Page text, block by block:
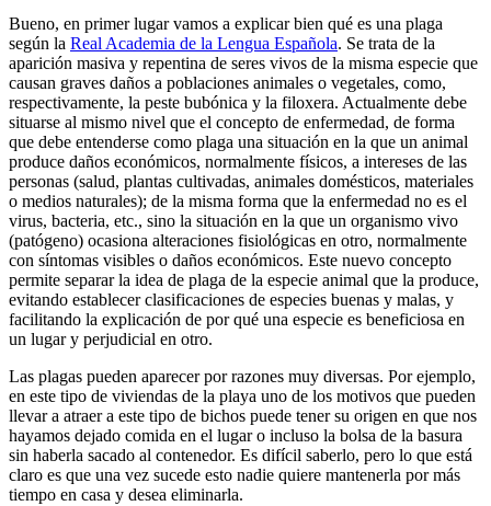
Bueno, en primer lugar vamos a explicar bien qué es una plaga
según la Real Academia de la Lengua Española. Se trata de la
aparición masiva y repentina de seres vivos de la misma especie que
causan graves daños a poblaciones animales o vegetales, como,
respectivamente, la peste bubónica y la filoxera. Actualmente debe
situarse al mismo nivel que el concepto de enfermedad, de forma
que debe entenderse como plaga una situación en la que un animal
produce daños económicos, normalmente físicos, a intereses de las
personas (salud, plantas cultivadas, animales domésticos, materiales
o medios naturales); de la misma forma que la enfermedad no es el
virus, bacteria, etc., sino la situación en la que un organismo vivo
(patógeno) ocasiona alteraciones fisiológicas en otro, normalmente
con síntomas visibles o daños económicos. Este nuevo concepto
permite separar la idea de plaga de la especie animal que la produce,
evitando establecer clasificaciones de especies buenas y malas, y
facilitando la explicación de por qué una especie es beneficiosa en
un lugar y perjudicial en otro.
Las plagas pueden aparecer por razones muy diversas. Por ejemplo,
en este tipo de viviendas de la playa uno de los motivos que pueden
llevar a atraer a este tipo de bichos puede tener su origen en que nos
hayamos dejado comida en el lugar o incluso la bolsa de la basura
sin haberla sacado al contenedor. Es difícil saberlo, pero lo que está
claro es que una vez sucede esto nadie quiere mantenerla por más
tiempo en casa y desea eliminarla.